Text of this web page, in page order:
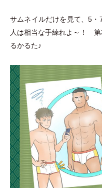
サムネイルだけを見て、5 ・
人は相当な手練れよ～！ 第
るかるた♪